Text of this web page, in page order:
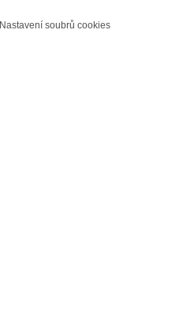
Nastavení soubrů cookies